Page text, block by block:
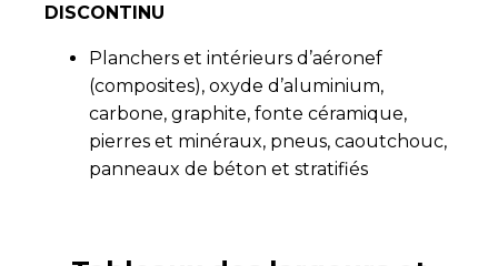
DISCONTINU
Planchers et intérieurs d’aéronef
(composites), oxyde d’aluminium,
carbone, graphite, fonte céramique,
pierres et minéraux, pneus, caoutchouc,
panneaux de béton et stratifiés